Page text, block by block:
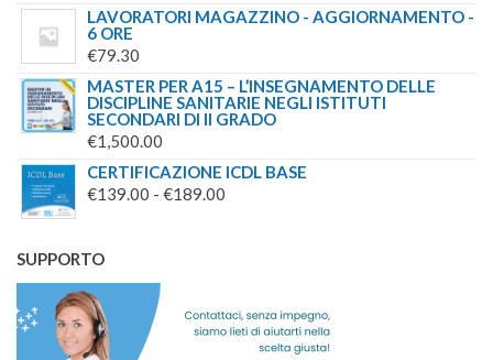
PREZZO
€250.00.
PREZZO
€189.00.
LAVORATORI MAGAZZINO - AGGIORNAMENTO -
6 ORE
€79.30
MASTER PER A15 – L’INSEGNAMENTO DELLE
DISCIPLINE SANITARIE NEGLI ISTITUTI
SECONDARI DI II GRADO
€1,500.00
CERTIFICAZIONE ICDL BASE
€139.00 - €189.00
A
€189.00
SUPPORTO